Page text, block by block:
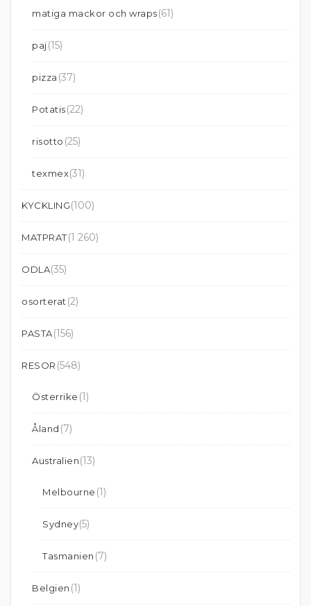
matiga mackor och wraps(61)
paj(15)
pizza (37)
Potatis(22)
risotto (25)
texmex(31)
KYCKLING(100)
MATPRAT(1 260)
ODLA(35)
osorterat (2)
PASTA(156)
RESOR (548)
Österrike (1)
Åland (7)
Australien(13)
Melbourne (1)
Sydney(5)
Tasmanien (7)
Belgien (1)